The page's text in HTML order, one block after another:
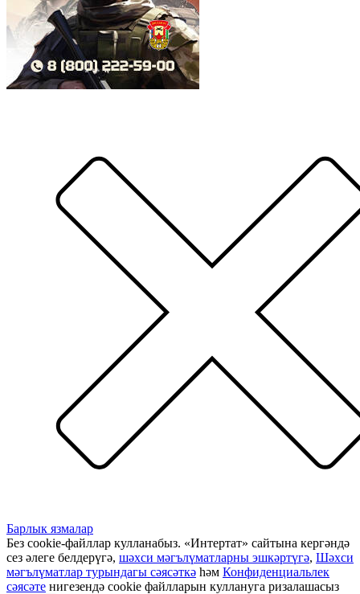
Барлык язмалар
Без cookie-файллар кулланабыз. «Интертат» сайтына кергәндә
сез әлеге белдерүгә, шәхси мәгълүматларны эшкәртүгә, Шәхси
мәгълүматлар турындагы сәясәткә һәм Конфиденциальлек
сәясәте нигезендә cookie файлларын куллануга ризалашасыз